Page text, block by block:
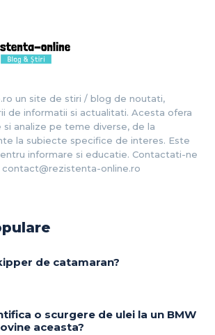
un site de stiri / blog de noutati,
de informatii si actualitati. Acesta ofera
analize pe teme diverse, de la
la subiecte specifice de interes. Este
informare si educatie. Contactati-ne
contact@rezistenta-online.ro
de catamaran?
o scurgere de ulei la un BMW
aceasta?